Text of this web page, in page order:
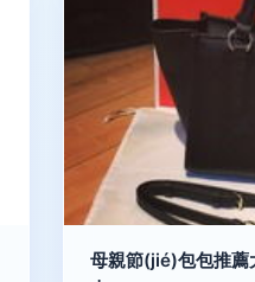
母親節(jié)包包推薦